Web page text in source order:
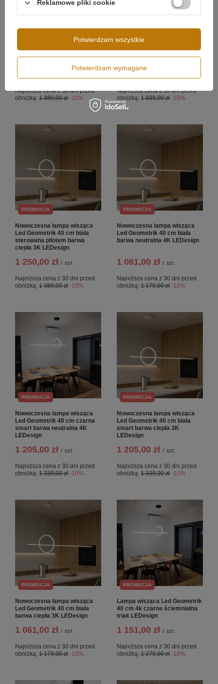
Nowoczesna lampa wisząca
sterowana pilotem barwa
neutralna 4K LEDesign
1 250,00 zł
Najniższa cena z 30 dni przed
obniżką: 1 389,00 zł -10%
Nowoczesna lampa wisząca
Led Geometrik 40 cm biała
smart barwa neutralna 4K
LEDesign
1 205,00 zł
Najniższa cena z 30 dni przed
obniżką: 1 339,00 zł -10%
PROMOCJA
Nowoczesna lampa wisząca
Led Geometrik 40 cm biała
sterowana pilotem barwa
ciepła 3K LEDesign
1 250,00 zł / szt.
Najniższa cena z 30 dni przed
obniżką: 1 389,00 zł -10%
PROMOCJA
Nowoczesna lampa wisząca
Led Geometrik 40 cm biała
barwa neutralna 4K LEDesign
1 061,00 zł / szt.
Najniższa cena z 30 dni przed
obniżką: 1 179,00 zł -10%
PROMOCJA
Nowoczesna lampa wisząca
Led Geometrik 40 cm czarna
smart barwa neutralna 4K
LEDesign
1 205,00 zł / szt.
Najniższa cena z 30 dni przed
obniżką: 1 339,00 zł -10%
PROMOCJA
Nowoczesna lampa wisząca
Led Geometrik 40 cm biała
smart barwa ciepła 3K
LEDesign
1 205,00 zł / szt.
Najniższa cena z 30 dni przed
obniżką: 1 339,00 zł -10%
PROMOCJA
Nowoczesna lampa wisząca
Led Geometrik 40 cm biała
barwa ciepła 3K LEDesign
1 061,00 zł / szt.
Najniższa cena z 30 dni przed
obniżką: 1 179,00 zł -10%
PROMOCJA
Lampa wisząca Led Geometrik
40 cm 4k czarna ściemnialna
triak LEDesign
1 151,00 zł / szt.
Najniższa cena z 30 dni przed
obniżką: 1 279,00 zł -10%
Reklamowe pliki cookie
Potwierdzam wymagane
Potwierdzam wszystkie